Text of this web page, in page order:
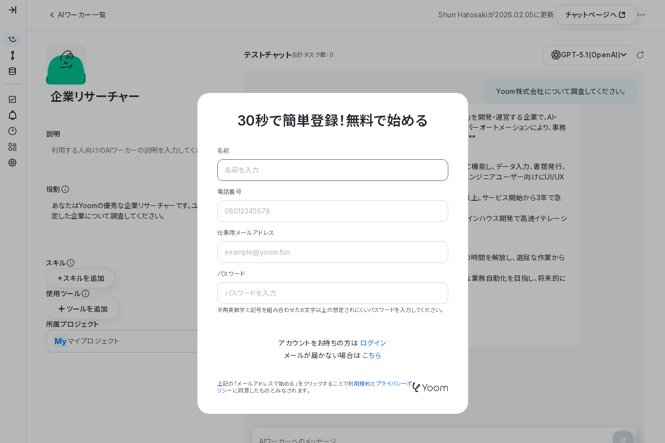
AIワーカー一覧 Shun Hatosakiが2026.02.05に更新 チャットページへ
説明
役割
スキル
スキルを追加
使用ツール
ツールを追加
所属プロジェクト
Myマイプロジェクト
テストチャット合計タスク数：0 GPT-5.1(OpenAI)
Yoom株式会社について調査してください。
**Yoom株式会社は、ビジネスオートメーションSaaS「Yoom」を開発・運営する企業で、AI・
API・RPA・OCRなどの技術をノーコードで組み合わせたハイパーオートメーションにより、事務
作業やデスクワークを自動化するサービスを提供しています。**
- **主力プロダクト「Yoom」**: SaaS連携データベースとして機能し、データ入力、書類発行、
メール対応、請求書処理、日報作成などの業務を自動化。非エンジニアユーザー向けにUI/UX
- **実績**: 国内利用社数20,000社超、直近成長率300%以上。サービス開始から3年で急
- **強み**: すべての自動化技術を1プラットフォームで完結。インハウス開発で高速イテレーシ
- **ミッション**: 「We Make Time」 – テクノロジーで人々の時間を解放し、退屈な作業から
- **ビジョン**: 「Global Business Automation」 – 世界的な業務自動化を目指し、将来的に
### 会社概要
30秒で簡単登録！無料で始める
名前
電話番号
仕事用メールアドレス
パスワード
半角英数字と記号を組み合わせた8文字以上の想定されにくいパスワードを入力してください。
アカウントをお持ちの方は ログイン
メールが届かない場合は こちら
上記の「メールアドレスで始める」をクリックすることで利用規約とプライバシーポ
リシー に同意したものとみなされます。